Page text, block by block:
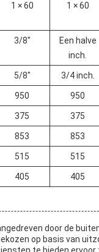
1 × 60 1 × 60
3/8"
Een halve
inch.
5/8" 3/4 inch.
950 950
375 375
853 853
515 515
405 405
door de
op basis van